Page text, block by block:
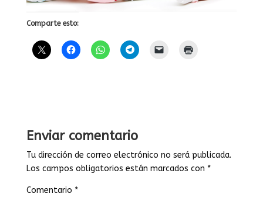
Comparte esto:
Enviar comentario
Tu dirección de correo electrónico no será publicada.
Los campos obligatorios están marcados con *
Comentario *